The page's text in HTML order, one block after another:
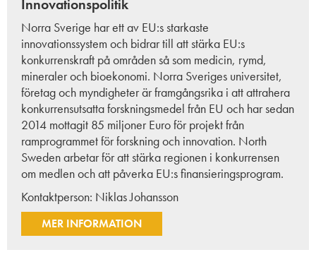
Innovationspolitik
Norra Sverige har ett av EU:s starkaste
innovationssystem och bidrar till att stärka EU:s
konkurrenskraft på områden så som medicin, rymd,
mineraler och bioekonomi. Norra Sveriges universitet,
företag och myndigheter är framgångsrika i att attrahera
konkurrensutsatta forskningsmedel från EU och har sedan
2014 mottagit 85 miljoner Euro för projekt från
ramprogrammet för forskning och innovation. North
Sweden arbetar för att stärka regionen i konkurrensen
om medlen och att påverka EU:s finansieringsprogram.
Kontaktperson: Niklas Johansson
MER INFORMATION